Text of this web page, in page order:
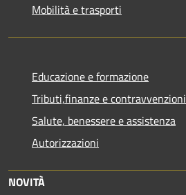
Mobilità e trasporti
Educazione e formazione
Tributi,finanze e contravvenzioni
Salute, benessere e assistenza
Autorizzazioni
NOVITÀ